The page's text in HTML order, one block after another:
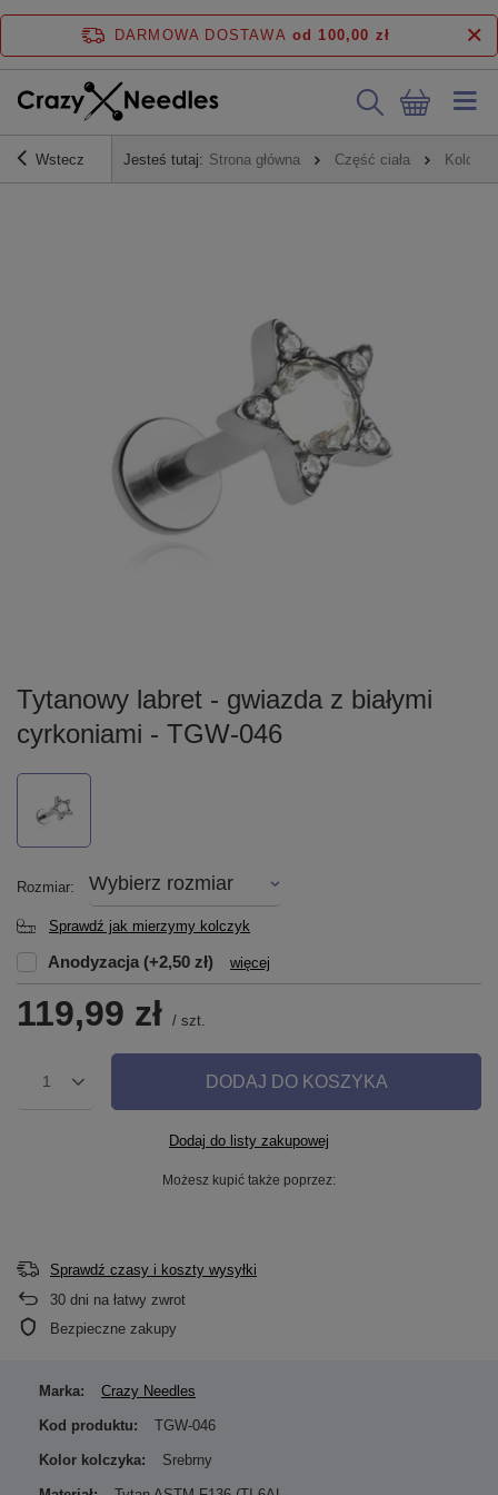
DARMOWA DOSTAWA od 100,00 zł
Wstecz Jesteś tutaj: Strona główna Część ciała
Tytanowy labret - gwiazda z białymi
cyrkoniami - TGW-046
Rozmiar Wybierz rozmiar
Sprawdź jak mierzymy kolczyk
Anodyzacja (+2,50 zł) więcej
119,99 zł / szt.
1 DODAJ DO KOSZYKA
Dodaj do listy zakupowej
Możesz kupić także poprzez:
Sprawdź czasy i koszty wysyłki
30 dni na łatwy zwrot
Bezpieczne zakupy
Marka: Crazy Needles
Kod produktu: TGW-046
Kolor kolczyka: Srebrny